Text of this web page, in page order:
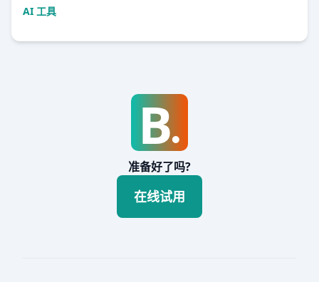
AI 工具
准备好了吗?
在线试用